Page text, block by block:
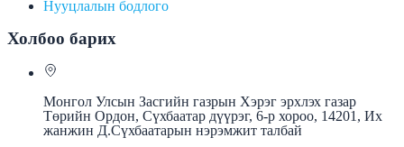
Нууцлалын бодлого
Холбоо барих
Монгол Улсын Засгийн газрын Хэрэг эрхлэх газар
Төрийн Ордон, Сүхбаатар дүүрэг, 6-р хороо, 14201, Их
жанжин Д.Сүхбаатарын нэрэмжит талбай